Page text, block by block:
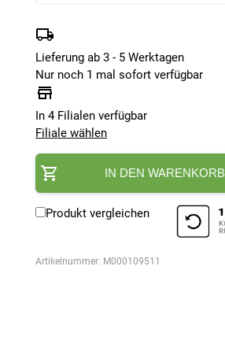
Lieferung ab 3 - 5 Werktagen
Nur noch 1 mal sofort verfügbar
In 4 Filialen verfügbar
Filiale wählen
IN DEN WARENKORB
Produkt vergleichen
Artikelnummer: M000109511